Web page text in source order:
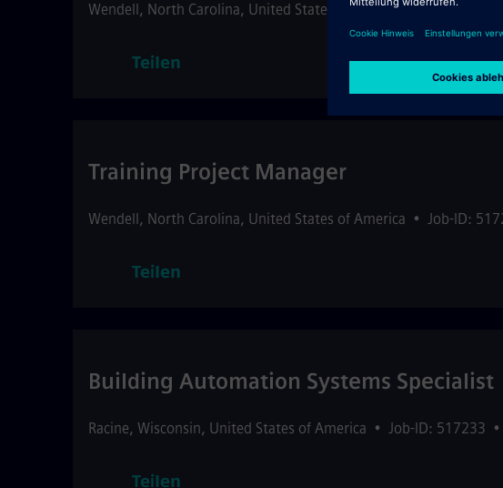
Wendell, North Carolina, United States of America • Job-ID:
Teilen
Training Project Manager
Wendell, North Carolina, United States of America • Job-ID:
Teilen
Building Automation Systems Specialist
Racine, Wisconsin, United States of America • Job-ID: 517233 •
Teilen